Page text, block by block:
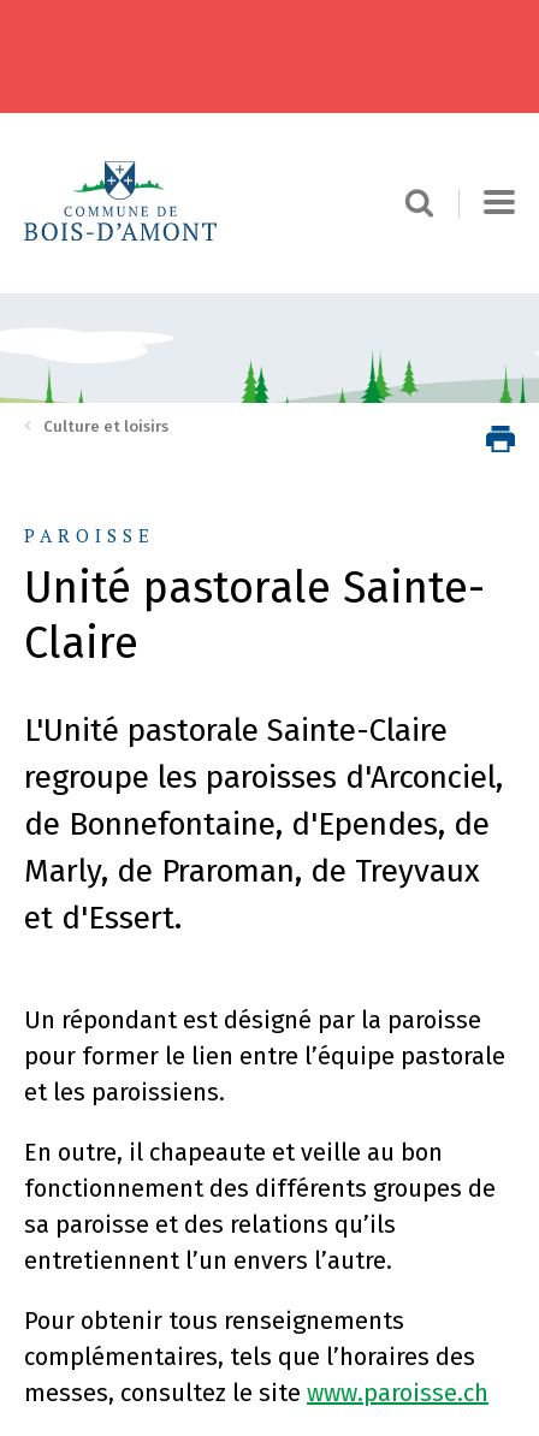
Culture et loisirs
PAROISSE
Unité pastorale Sainte-
Claire
L'Unité pastorale Sainte-Claire
regroupe les paroisses d'Arconciel,
de Bonnefontaine, d'Ependes, de
Marly, de Praroman, de Treyvaux
et d'Essert.
Un répondant est désigné par la paroisse
pour former le lien entre l’équipe pastorale
et les paroissiens.
En outre, il chapeaute et veille au bon
fonctionnement des différents groupes de
sa paroisse et des relations qu’ils
entretiennent l’un envers l’autre.
Pour obtenir tous renseignements
complémentaires, tels que l’horaires des
messes, consultez le site www.paroisse.ch